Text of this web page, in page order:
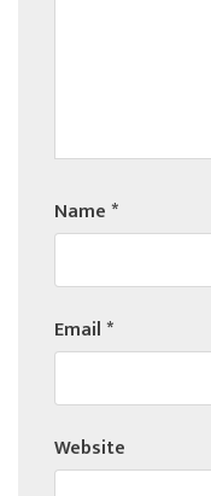
Name*
Email*
Website